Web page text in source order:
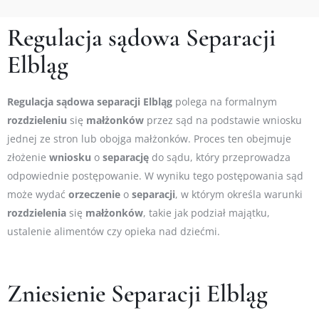
Regulacja sądowa Separacji
Elbląg
Regulacja sądowa separacji Elbląg polega na formalnym
rozdzieleniu się małżonków przez sąd na podstawie wniosku
jednej ze stron lub obojga małżonków. Proces ten obejmuje
złożenie wniosku o separację do sądu, który przeprowadza
odpowiednie postępowanie. W wyniku tego postępowania sąd
może wydać orzeczenie o separacji, w którym określa warunki
rozdzielenia się małżonków, takie jak podział majątku,
ustalenie alimentów czy opieka nad dziećmi.
Zniesienie Separacji Elbląg